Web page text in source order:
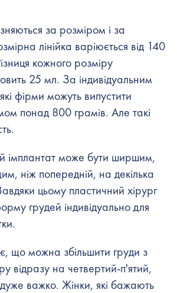
за розміром і за
лінійка варіюється від 140
кожного розміру
25 мл. За індивідуальним
фірми можуть випустити
понад 800 грамів. Але такі
імплантат може бути ширшим,
ніж попередній, на декілька
цьому пластичний хірург
грудей індивідуально для
що можна збільшити груди з
відразу на четвертий-п'ятий,
важко. Жінки, які бажають